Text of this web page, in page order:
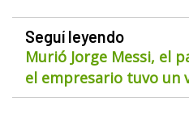
Seguí leyendo
Murió Jorge Messi, el
el empresario tuvo un